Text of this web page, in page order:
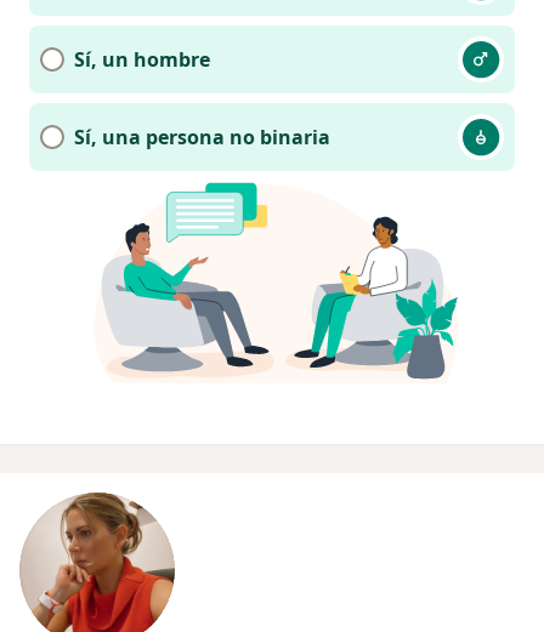
Sí, un hombre
Sí, una persona no binaria